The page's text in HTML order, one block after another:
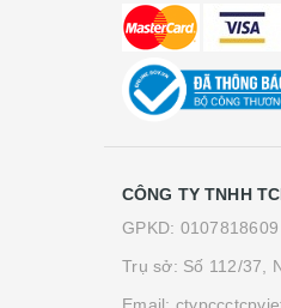
CÔNG TY TNHH
GPKD:
Trụ sở: Số 112/37,